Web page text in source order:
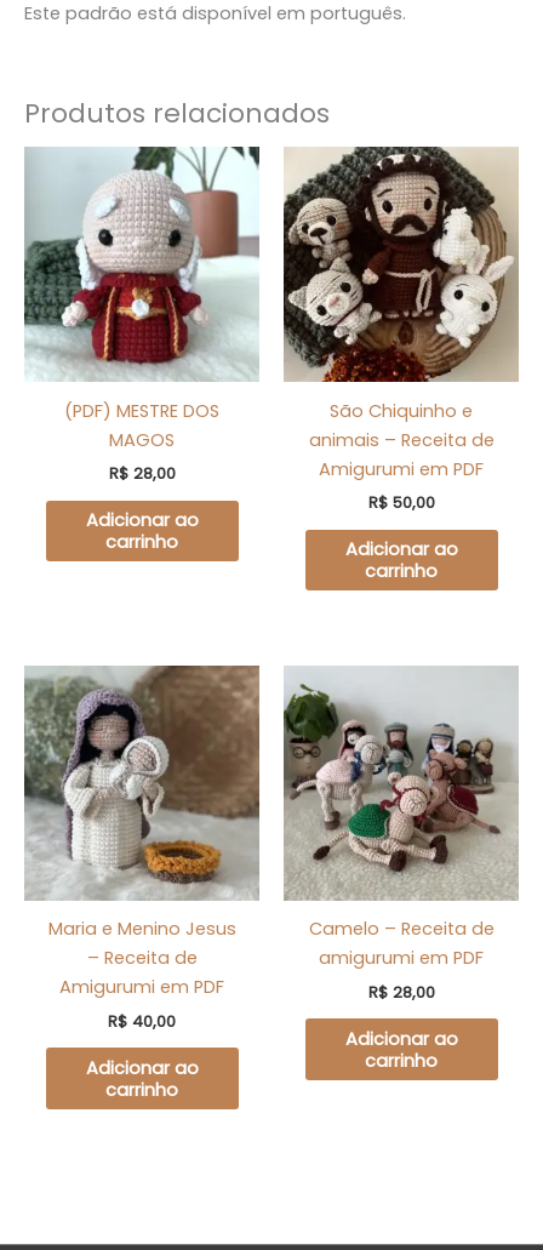
Este padrão está disponível em português.
Produtos relacionados
(PDF) MESTRE DOS
MAGOS
R$28,00
Adicionar ao
carrinho
São Chiquinho e
animais – Receita de
Amigurumi em PDF
R$50,00
Adicionar ao
carrinho
Maria e Menino Jesus
– Receita de
Amigurumi em PDF
R$ 40,00
Adicionar ao
carrinho
Camelo – Receita de
amigurumi em PDF
R$28,00
Adicionar ao
carrinho